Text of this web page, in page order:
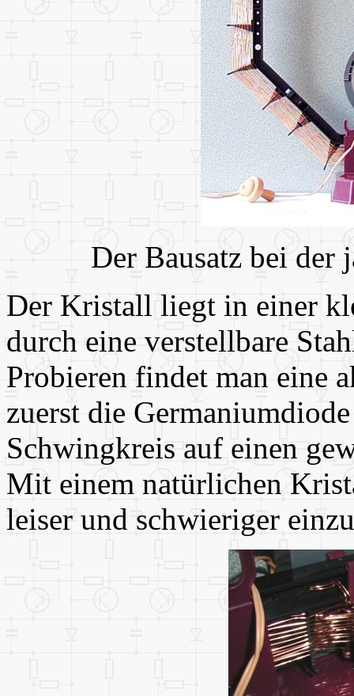
Der Bausatz bei der
Der Kristall liegt in einer
durch eine verstellbare
Probieren findet man eine
zuerst die
Schwingkreis auf einen
Mit einem natürlichen
leiser und schwieriger